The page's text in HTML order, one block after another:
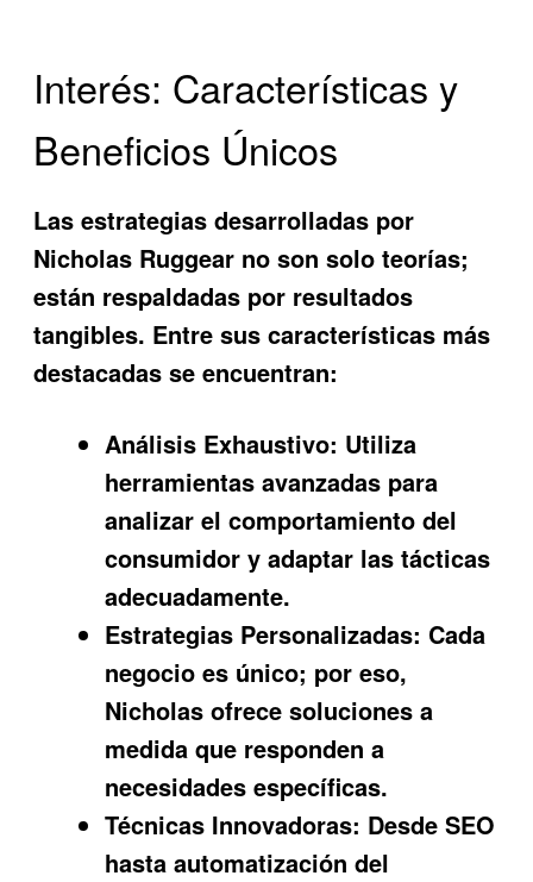
Interés: Características y
Beneficios Únicos
Las estrategias desarrolladas por
Nicholas Ruggear no son solo teorías;
están respaldadas por resultados
tangibles. Entre sus características más
destacadas se encuentran:
Análisis Exhaustivo: Utiliza
herramientas avanzadas para
analizar el comportamiento del
consumidor y adaptar las tácticas
adecuadamente.
Estrategias Personalizadas: Cada
negocio es único; por eso,
Nicholas ofrece soluciones a
medida que responden a
necesidades específicas.
Técnicas Innovadoras: Desde SEO
hasta automatización del